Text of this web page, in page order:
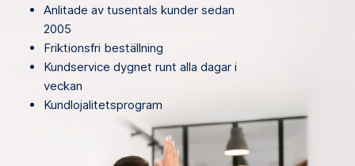
Anlitade av tusentals kunder sedan
2005
Friktionsfri beställning
Kundservice dygnet runt alla dagar i
veckan
Kundlojalitetsprogram